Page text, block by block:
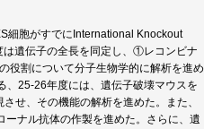
細胞がすでにInternational Knockout
遺伝子の全長を同定し、①レコンビナ
役割について分子生物学的に解析を進め
25-26年度には、遺伝子破壊マウスを
せ、その機能の解析を進めた。また、
ナル抗体の作製を進めた。さらに、遺